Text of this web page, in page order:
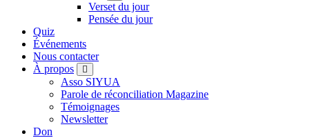
Verset du jour
Pensée du jour
Quiz
Événements
Nous contacter
À propos
Asso SIYUA
Parole de réconciliation Magazine
Témoignages
Newsletter
Don